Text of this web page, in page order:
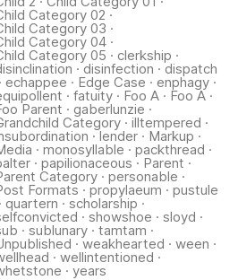
Category 02 ·
Category 03 ·
Category 04·
Category 05 · clerkship ·
·disinfection ·dispatch
· echappee · Edge Case · enphagy·
· fatuity· Foo A· Foo A·
Parent · gaberlunzie ·
Category· illtempered ·
·lender· Markup ·
· monosyllable · packthread ·
· papilionaceous · Parent ·
Category· personable ·
Formats · propylaeum · pustule
· quartern · scholarship ·
· showshoe · sloyd ·
· sublunary· tamtam ·
·weakhearted · ween ·
· wellintentioned ·
· years